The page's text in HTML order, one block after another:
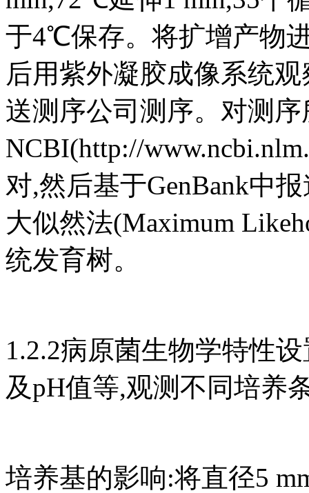
于4℃保存。将扩增产物
后用紫外凝胶成像系统
送测序公司测序。对测
NCBI(http://
对,然后基于GenBank中
大似然法(Maximum
统发育树。
1.2.2病原菌生物学特性
及pH值等,观测不同培养
培养基的影响:将直径5